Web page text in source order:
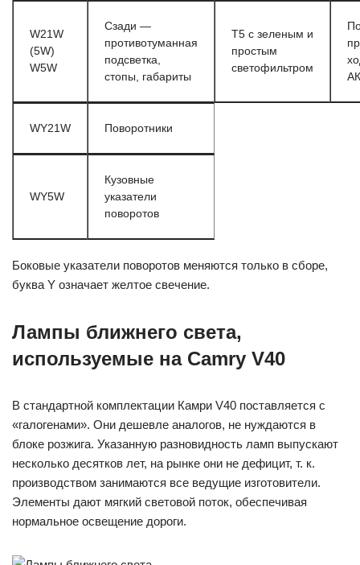
W21W
(5W)
W5W
Сзади —
противотуманная
подсветка,
стопы, габариты
T5 с зеленым и
простым
светофильтром
WY21W Поворотники
WY5W
Кузовные
указатели
поворотов
Боковые указатели поворотов меняются только в сборе,
буква Y означает желтое свечение.
Лампы ближнего света,
используемые на Camry V40
В стандартной комплектации Камри V40 поставляется с
«галогенами». Они дешевле аналогов, не нуждаются в
блоке розжига. Указанную разновидность ламп выпускают
несколько десятков лет, на рынке они не дефицит, т. к.
производством занимаются все ведущие изготовители.
Элементы дают мягкий световой поток, обеспечивая
нормальное освещение дороги.